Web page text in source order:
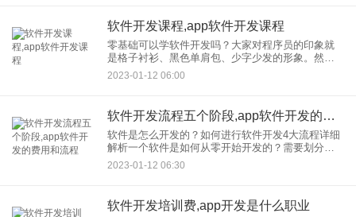
软件开发课程,app软件开发课程
零基础可以学软件开发吗？大家对程序员的印象就
是格子衬衫、黑色单肩包、少字少发的形象。然
而，随着互联网技术的不断迭代更新，程序员的价
值开始上升，工资高得令人羡慕。在业内也享有很
2023-01-12 06:00
软件开发流程五个阶段,app软件开发的费用和流程
软件是怎么开发的？如何进行软件开发4大流程详细
解析一个软件是如何从零开始开发的？需要划分哪
些阶段？谁需要参与？有可能和程序员一起开发开
发软件吗？移动互联网时代，对软件开发的需求很
2023-01-12 06:30
软件开发培训费,app开发是什么职业